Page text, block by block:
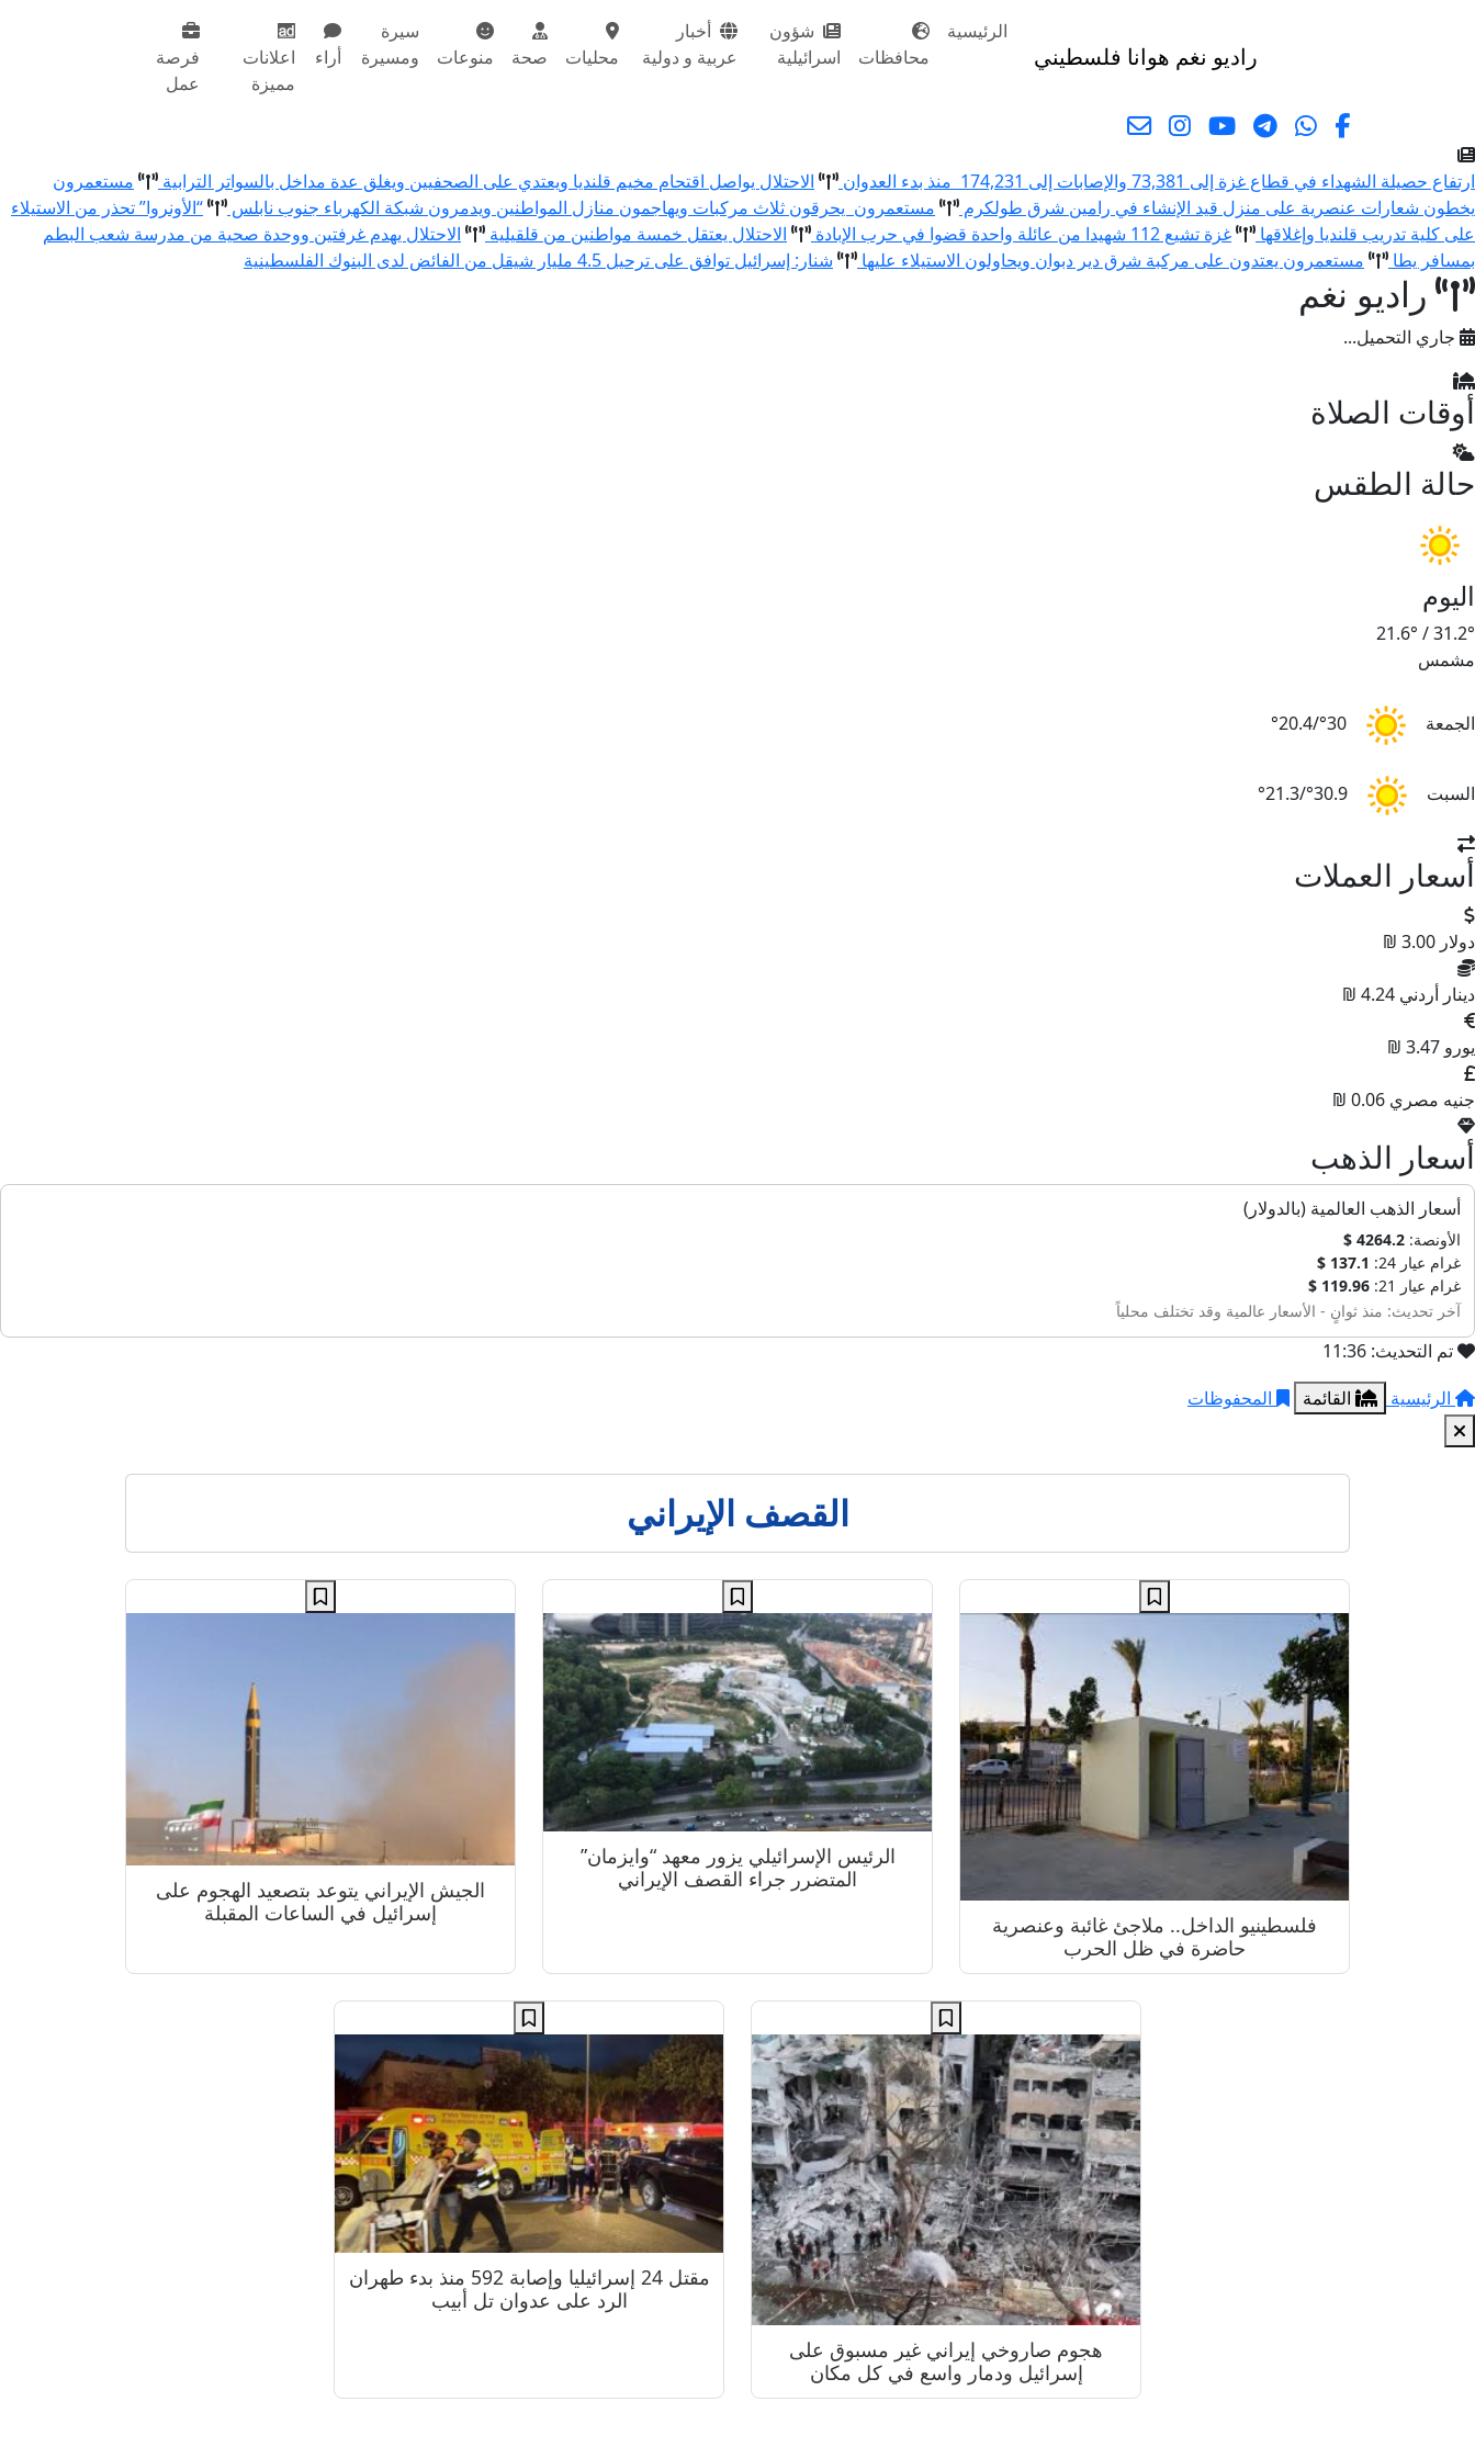
راديو نغم هوانا فلسطيني
الرئيسية
محافظات
شؤون
اسرائيلية
أخبار
عربية و دولية
محليات صحة منوعات
سيرة
ومسيرة
أراء
اعلانات
مميزة
فرصة
عمل
ارتفاع حصيلة الشهداء في قطاع غزة إلى 73,381 والإصابات إلى 174,231 منذ بدء العدوان الاحتلال يواصل اقتحام مخيم قلنديا ويعتدي على الصحفيين ويغلق عدة مداخل بالسواتر الترابية
مستعمرون
يخطون شعارات عنصرية على منزل قيد الإنشاء في رامين شرق طولكرم
مستعمرون يحرقون ثلاث مركبات ويهاجمون منازل المواطنين ويدمرون شبكة الكهرباء جنوب نابلس
“الأونروا” تحذر من الاستيلاء
على كلية تدريب قلنديا وإغلاقها
غزة تشيع 112 شهيدا من عائلة واحدة قضوا في حرب الإبادة الاحتلال يعتقل خمسة مواطنين من قلقيلية
الاحتلال يهدم غرفتين ووحدة صحية من مدرسة شعب البطم
بمسافر يطا
مستعمرون يعتدون على مركبة شرق دير دبوان ويحاولون الاستيلاء عليها شنار: إسرائيل توافق على ترحيل 4.5 مليار شيقل من الفائض لدى البنوك الفلسطينية
راديو نغم
جاري التحميل...
أوقات الصلاة
حالة الطقس
اليوم
31.2°
/
21.6°
مشمس
الجمعة 30°/20.4°
السبت 30.9°/21.3°
أسعار العملات
دولار 3.00 ₪
دينار أردني 4.24 ₪
يورو 3.47 ₪
جنيه مصري 0.06 ₪
أسعار الذهب
أسعار الذهب العالمية (بالدولار)
الأونصة: 4264.2 $
غرام عيار 24:
137.1 $
غرام عيار 21:
119.96 $
آخر تحديث: منذ ثوانٍ - الأسعار عالمية وقد تختلف محلياً
تم التحديث: 11:36
الرئيسية
القائمة المحفوظات
القصف الإيراني
فلسطينيو الداخل.. ملاجئ غائبة وعنصرية
حاضرة في ظل الحرب
الرئيس الإسرائيلي يزور معهد “وايزمان”
المتضرر جراء القصف الإيراني
الجيش الإيراني يتوعد بتصعيد الهجوم على
إسرائيل في الساعات المقبلة
هجوم صاروخي إيراني غير مسبوق على
إسرائيل ودمار واسع في كل مكان
مقتل 24 إسرائيليا وإصابة 592 منذ بدء طهران
الرد على عدوان تل أبيب